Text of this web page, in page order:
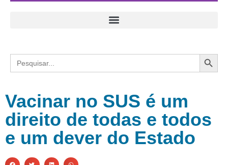
Search
for:
Vacinar no SUS é um
direito de todas e todos
e um dever do Estado